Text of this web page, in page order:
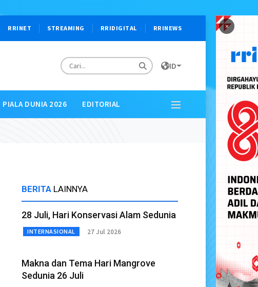
×
RRINET STREAMING RRIDIGITAL RRINEWS
ID
PIALA DUNIA 2026 EDITORIAL
BERITA LAINNYA
28 Juli, Hari Konservasi Alam Sedunia
INTERNASIONAL 27 Jul 2026
Makna dan Tema Hari Mangrove
Sedunia 26 Juli